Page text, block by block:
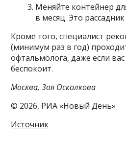
Меняйте контейнер
в месяц. Это
Кроме того, специалист
(минимум раз в год)
офтальмолога, даже если
беспокоит.
Москва, Зоя Осколкова
© 2026, РИА «Новый День»
Источник